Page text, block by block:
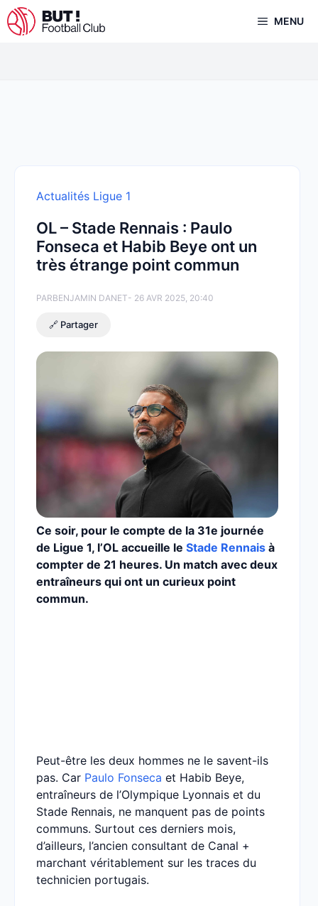
Aller
au
MENU
Actualités Ligue 1
OL – Stade Rennais : Paulo
Fonseca et Habib Beye ont un
très étrange point commun
PARBENJAMIN DANET- 26 AVR 2025, 20:40
🔗 Partager
Ce soir, pour le compte de la 31e journée
de Ligue 1, l’OL accueille le Stade Rennais à
compter de 21 heures. Un match avec deux
entraîneurs qui ont un curieux point
commun.
Peut-être les deux hommes ne le savent-ils
pas. Car Paulo Fonseca et Habib Beye,
entraîneurs de l’Olympique Lyonnais et du
Stade Rennais, ne manquent pas de points
communs. Surtout ces derniers mois,
d’ailleurs, l’ancien consultant de Canal +
marchant véritablement sur les traces du
technicien portugais.